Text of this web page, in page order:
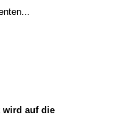
wird auf die